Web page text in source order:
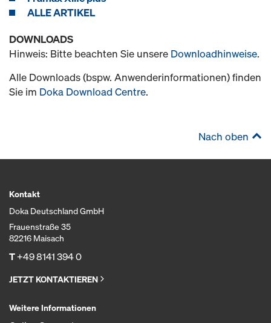
ALLE ARTIKEL
DOWNLOADS
Hinweis: Bitte beachten Sie unsere Downloadhinweise.
Alle Downloads (bspw. Anwenderinformationen) finden
Sie im Doka Download Centre.
Nach oben
Kontakt
Doka Deutschland GmbH
Frauenstraße 35
82216 Maisach
T+49 8141 394 0
JETZT KONTAKTIEREN
Weitere Informationen